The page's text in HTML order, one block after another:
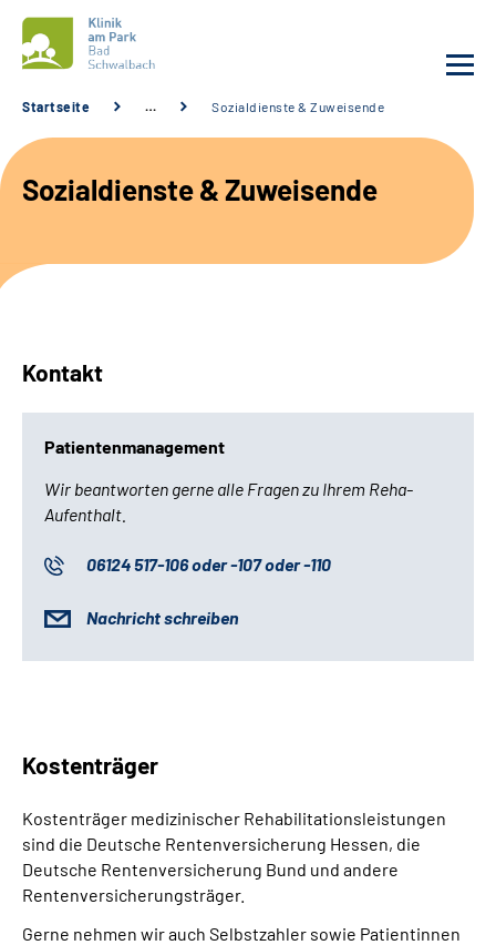
Unsere Klinik
Unsere Angebote
Service
Sozialdienste & Zuweisende
Suche
Leichte Sprache
Gebärdensprache
Login
Startseite … Sozialdienste & Zuweisende
Sozialdienste & Zuweisende
Kontakt
Patientenmanagement
Wir beantworten gerne alle Fragen zu Ihrem Reha-
Aufenthalt.
06124 517-106 oder -107 oder -110
Nachricht schreiben
Kostenträger
Kostenträger medizinischer Rehabilitationsleistungen
sind die Deutsche Rentenversicherung Hessen, die
Deutsche Rentenversicherung Bund und andere
Rentenversicherungsträger.
Gerne nehmen wir auch Selbstzahler sowie Patientinnen